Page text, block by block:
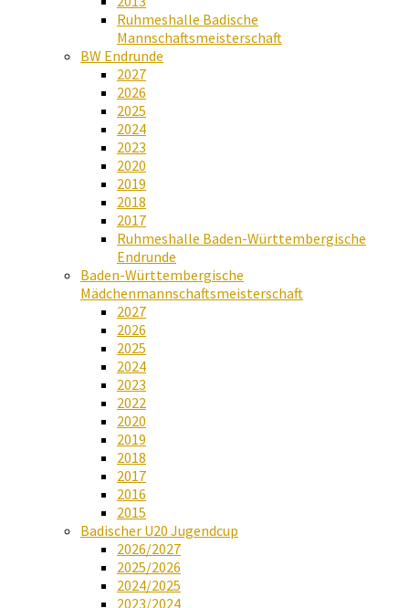
Ruhmeshalle Badische
Mannschaftsmeisterschaft
BW Endrunde
2027
2026
2025
2024
2023
2020
2019
2018
2017
Ruhmeshalle Baden-Württembergische
Endrunde
Baden-Württembergische
Mädchenmannschaftsmeisterschaft
2027
2026
2025
2024
2023
2022
2020
2019
2018
2017
2016
2015
Badischer U20 Jugendcup
2026/2027
2025/2026
2024/2025
2023/2024